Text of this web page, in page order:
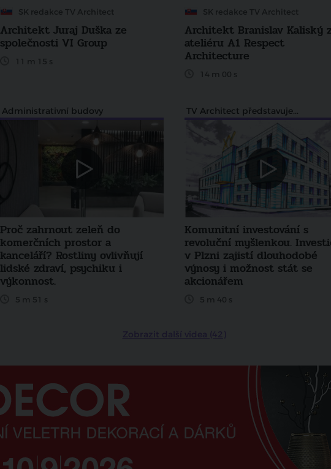
SK redakce TV Architect
Architekt Juraj Duška ze
společnosti VI Group
11 m 15 s
SK redakce TV Architect
Architekt Branislav Kaliský z
ateliéru A1 Respect
Architecture
14 m 00 s
Administrativní budovy
Proč zahrnout zeleň do
komerčních prostor a
kanceláří? Rostliny ovlivňují
lidské zdraví, psychiku i
výkonnost.
5 m 51 s
TV Architect představuje...
Komunitní investování s
revoluční myšlenkou.
v Plzni zajistí dlouhodobé
výnosy i možnost stát se
akcionářem
5 m 40 s